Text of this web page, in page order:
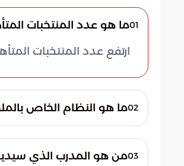
01ما هو عدد المنتخبات
ارتفع عدد المنتخبات المتأهلة إلى كأس
02ما هو النظام الخاص
حيث اتضح الرباعي الأفضل03من هو المدرب الذي سيدير